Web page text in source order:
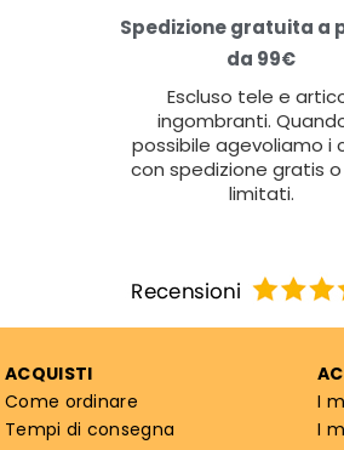
Spedizione gratuita a
da 99€
Escluso tele e
ingombranti.
possibile agevoliamo i
con spedizione gratis
limitati.
ACQUISTI
Come ordinare
Tempi di consegna
I
I